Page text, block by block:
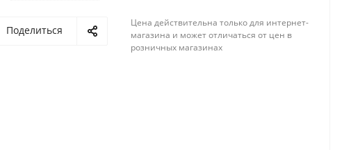
Поделиться
Цена действительна только для интернет-
магазина и может отличаться от цен в
розничных магазинах